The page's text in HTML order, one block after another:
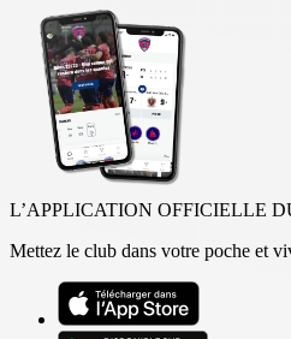
L’APPLICATION OFFICIELLE
Mettez le club dans votre poche et